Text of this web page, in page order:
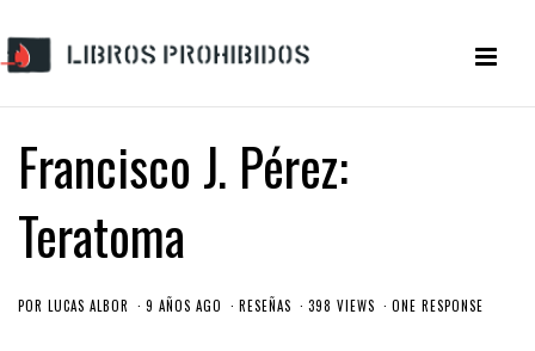
Francisco J. Pérez:
Teratoma
POR LUCAS ALBOR 9 AÑOS AGO RESEÑAS 398 VIEWS ONE RESPONSE